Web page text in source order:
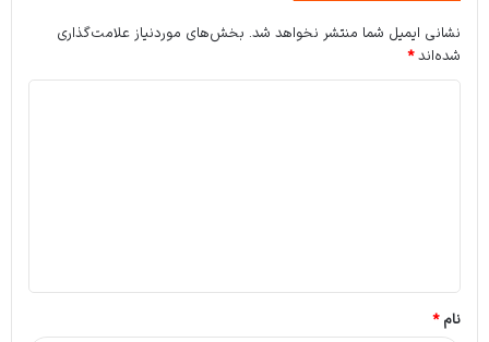
نشانی ایمیل شما منتشر نخواهد شد. بخش‌های موردنیاز علامت‌گذاری
شده‌اند*
*
نام*